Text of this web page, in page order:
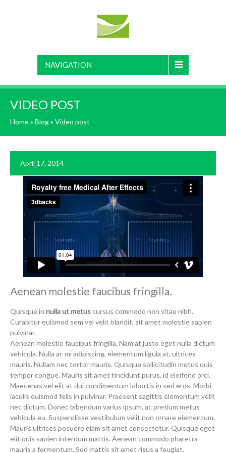
NAVIGATION
VIDEO POST
Home» Blog» Video post
April 17, 2014
Aenean molestie faucibus fringilla.
Quisque in nulla ut metuscursus commodo non vitae nibh.
Curabitur euismod sem vel velit blandit, sit amet molestie sapien
pulvinar.
Aenean molestie faucibus fringilla. Nam at justo eget nulla dictum
vehicula. Nulla ac mi adipiscing, elementum ligula at, ultrices
mauris. Nullam nec tortor mauris. Quisque sollicitudin metus quis
tempor congue. Mauris sit amet tincidunt purus, id eleifend orci.
Maecenas vel elit at dui condimentum lobortis in sed eros. Morbi
iaculis euismod felis in pulvinar. Praesent sagittis elementum velit
nec dictum. Donec bibendum varius ipsum, ac pretium metus
vehicula eu. Suspendisse vestibulum velit non ornare elementum.
Mauris ultrices posuere diam sit amet consectetur. Quisque eget
elit quis sapien interdum mattis. Aenean commodo pharetra
mauris a fermentum. Sed mattis sit amet risus a feugiat.